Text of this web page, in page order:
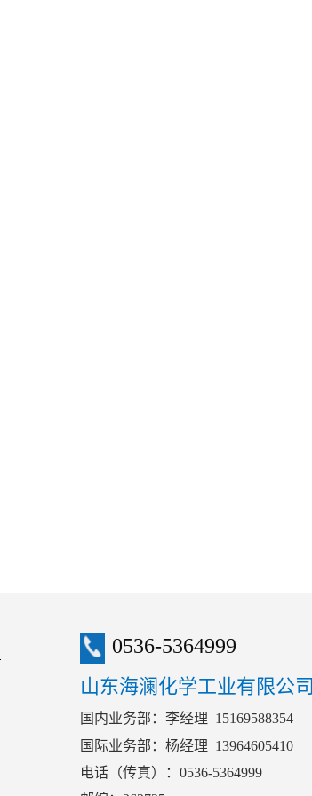
0536-5364999
山东海澜化学工业有限公司
国内业务部：李经理 15169588354
国际业务部：杨经理 13964605410
电话（传真）：0536-5364999